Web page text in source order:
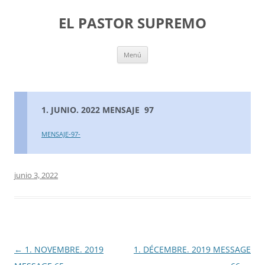
EL PASTOR SUPREMO
Menú
1. JUNIO. 2022 MENSAJE 97
MENSAJE-97-
junio 3, 2022
Navegación
← 1. NOVEMBRE. 2019
1. DÉCEMBRE. 2019 MESSAGE